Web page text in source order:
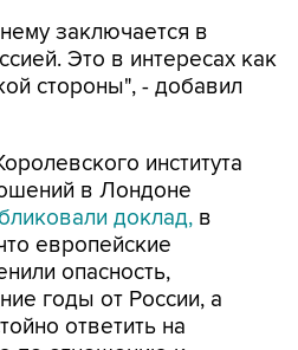
стороны", - добавил
института
доклад,в
европейские
опасность,
годы от России, а
ответить на
по отношению к